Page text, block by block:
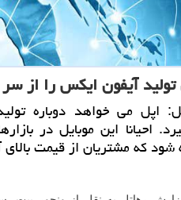
تولید آیفون ایكس را از
اپل می خواهد دوباره
احیانا این موبایل در
شود كه مشتریان از قیمت